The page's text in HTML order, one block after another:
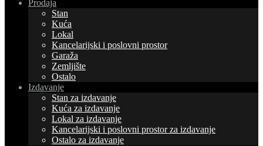
Prodaja
Stan
Kuća
Lokal
Kancelarijski i poslovni prostor
Garaža
Zemljište
Ostalo
Izdavanje
Stan za izdavanje
Kuća za izdavanje
Lokal za izdavanje
Kancelarijski i poslovni prostor za izdavanje
Ostalo za izdavanje